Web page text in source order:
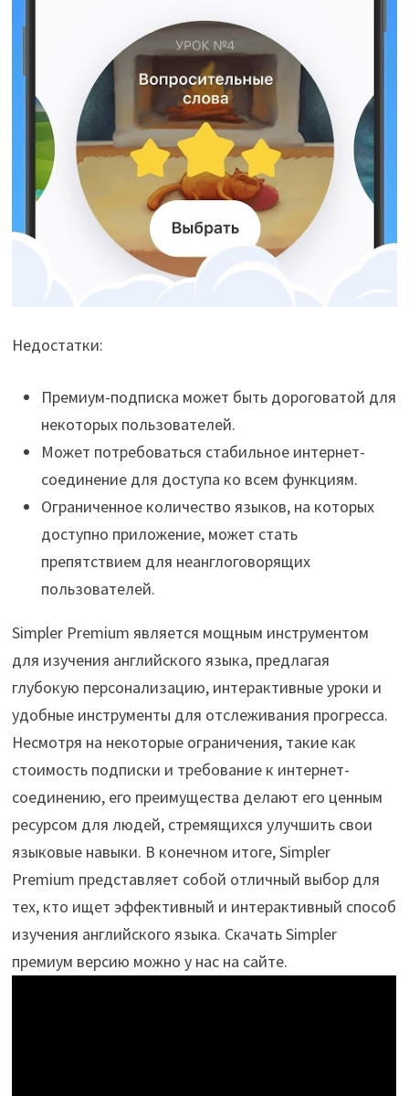
Недостатки:
Премиум-подписка может быть дороговатой для
некоторых пользователей.
Может потребоваться стабильное интернет-
соединение для доступа ко всем функциям.
Ограниченное количество языков, на которых
доступно приложение, может стать
препятствием для неанглоговорящих
пользователей.
Simpler Premium является мощным инструментом
для изучения английского языка, предлагая
глубокую персонализацию, интерактивные уроки и
удобные инструменты для отслеживания прогресса.
Несмотря на некоторые ограничения, такие как
стоимость подписки и требование к интернет-
соединению, его преимущества делают его ценным
ресурсом для людей, стремящихся улучшить свои
языковые навыки. В конечном итоге, Simpler
Premium представляет собой отличный выбор для
тех, кто ищет эффективный и интерактивный способ
изучения английского языка. Скачать Simpler
премиум версию можно у нас на сайте.